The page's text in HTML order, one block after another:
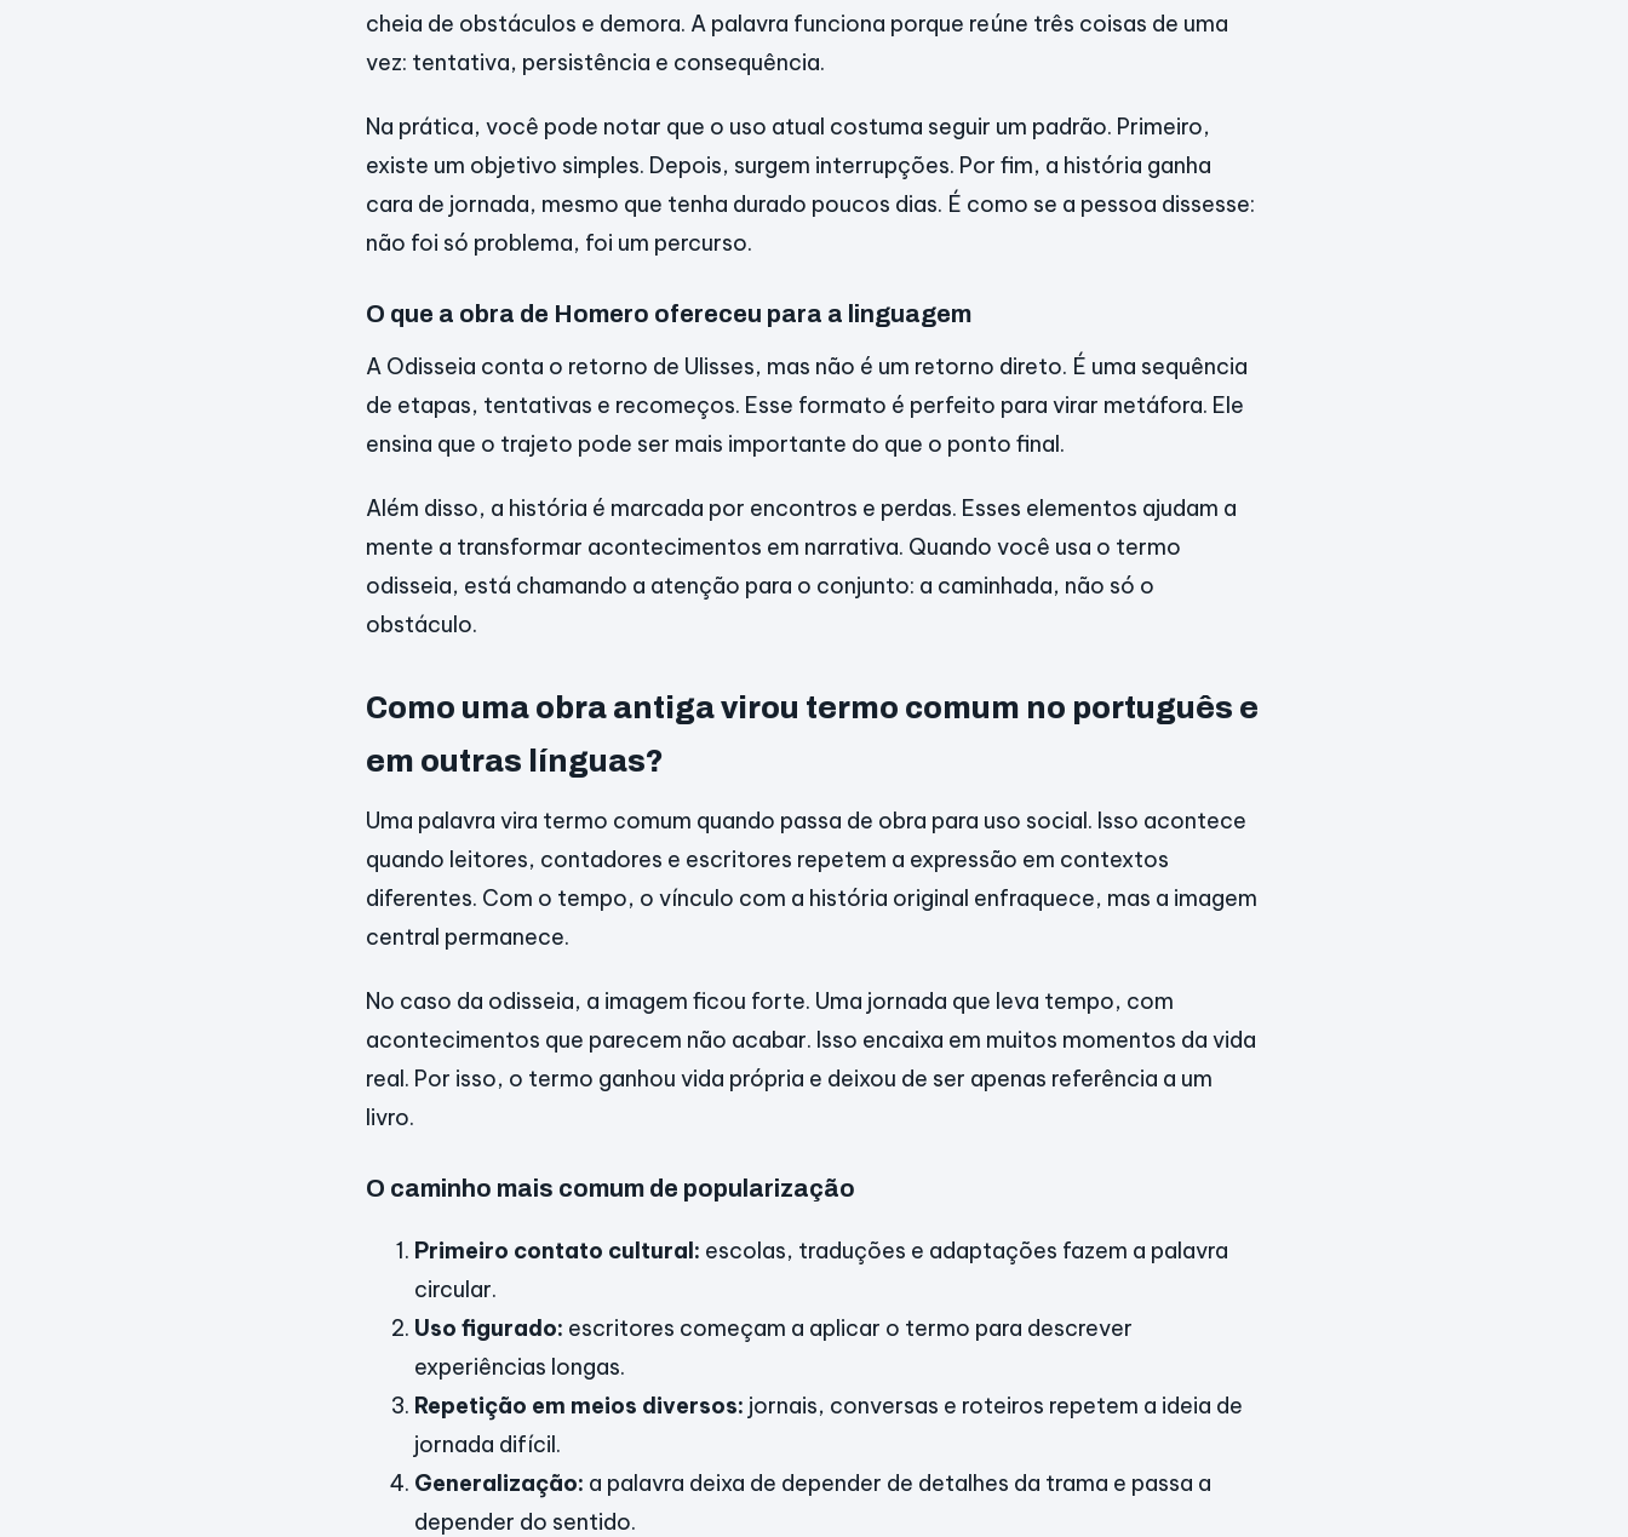
cheia de obstáculos e demora. A palavra funciona porque reúne três coisas de uma
vez: tentativa, persistência e consequência.
Na prática, você pode notar que o uso atual costuma seguir um padrão. Primeiro,
existe um objetivo simples. Depois, surgem interrupções. Por fim, a história ganha
cara de jornada, mesmo que tenha durado poucos dias. É como se a pessoa dissesse:
não foi só problema, foi um percurso.
O que a obra de Homero ofereceu para a linguagem
A Odisseia conta o retorno de Ulisses, mas não é um retorno direto. É uma sequência
de etapas, tentativas e recomeços. Esse formato é perfeito para virar metáfora. Ele
ensina que o trajeto pode ser mais importante do que o ponto final.
Além disso, a história é marcada por encontros e perdas. Esses elementos ajudam a
mente a transformar acontecimentos em narrativa. Quando você usa o termo
odisseia, está chamando a atenção para o conjunto: a caminhada, não só o
obstáculo.
Como uma obra antiga virou termo comum no português e
em outras línguas?
Uma palavra vira termo comum quando passa de obra para uso social. Isso acontece
quando leitores, contadores e escritores repetem a expressão em contextos
diferentes. Com o tempo, o vínculo com a história original enfraquece, mas a imagem
central permanece.
No caso da odisseia, a imagem ficou forte. Uma jornada que leva tempo, com
acontecimentos que parecem não acabar. Isso encaixa em muitos momentos da vida
real. Por isso, o termo ganhou vida própria e deixou de ser apenas referência a um
livro.
O caminho mais comum de popularização
Primeiro contato cultural: escolas, traduções e adaptações fazem a palavra
circular.
Uso figurado: escritores começam a aplicar o termo para descrever
experiências longas.
Repetição em meios diversos: jornais, conversas e roteiros repetem a ideia de
jornada difícil.
Generalização: a palavra deixa de depender de detalhes da trama e passa a
depender do sentido.